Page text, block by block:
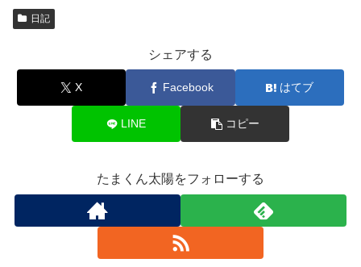
日記
シェアする
X Facebook はてブ
LINE コピー
たまくん太陽をフォローする